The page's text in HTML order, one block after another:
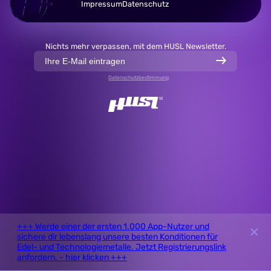
×
+++ Werde einer der ersten 1.000 App-Nutzer und
sichere dir lebenslang unsere besten Konditionen für
Edel- und Technologiemetalle. Jetzt Registrierungslink
anfordern. - hier klicken +++
ImpressumDatenschutz
Nichts mehr verpassen, mit dem HUSL Newsletter.
Datenschutzbestimmung